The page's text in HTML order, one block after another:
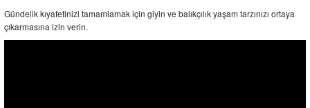
Gündelik kıyafetinizi tamamlamak için giyin ve balıkçılık yaşam tarzınızı ortaya
çıkarmasına izin verin.